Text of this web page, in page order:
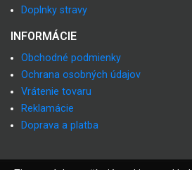
Doplnky stravy
INFORMÁCIE
Obchodné podmienky
Ochrana osobných údajov
Vrátenie tovaru
Reklamácie
Doprava a platba